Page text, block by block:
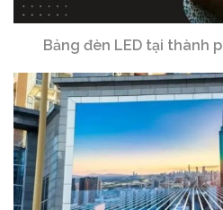
Bảng đèn LED tại thành